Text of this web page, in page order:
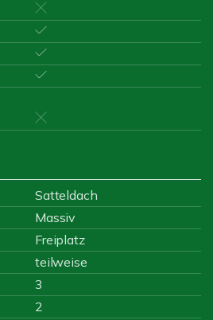
Satteldach
Massiv
Freiplatz
teilweise
3
2